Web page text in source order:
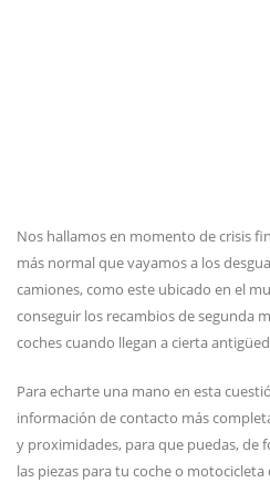
Nos hallamos en momento de crisis
más normal que vayamos a los
camiones, como este ubicado en el
conseguir los recambios de segunda
coches cuando llegan a cierta
Para echarte una mano en esta
información de contacto más
y proximidades, para que puedas, de
las piezas para tu coche o motocicleta